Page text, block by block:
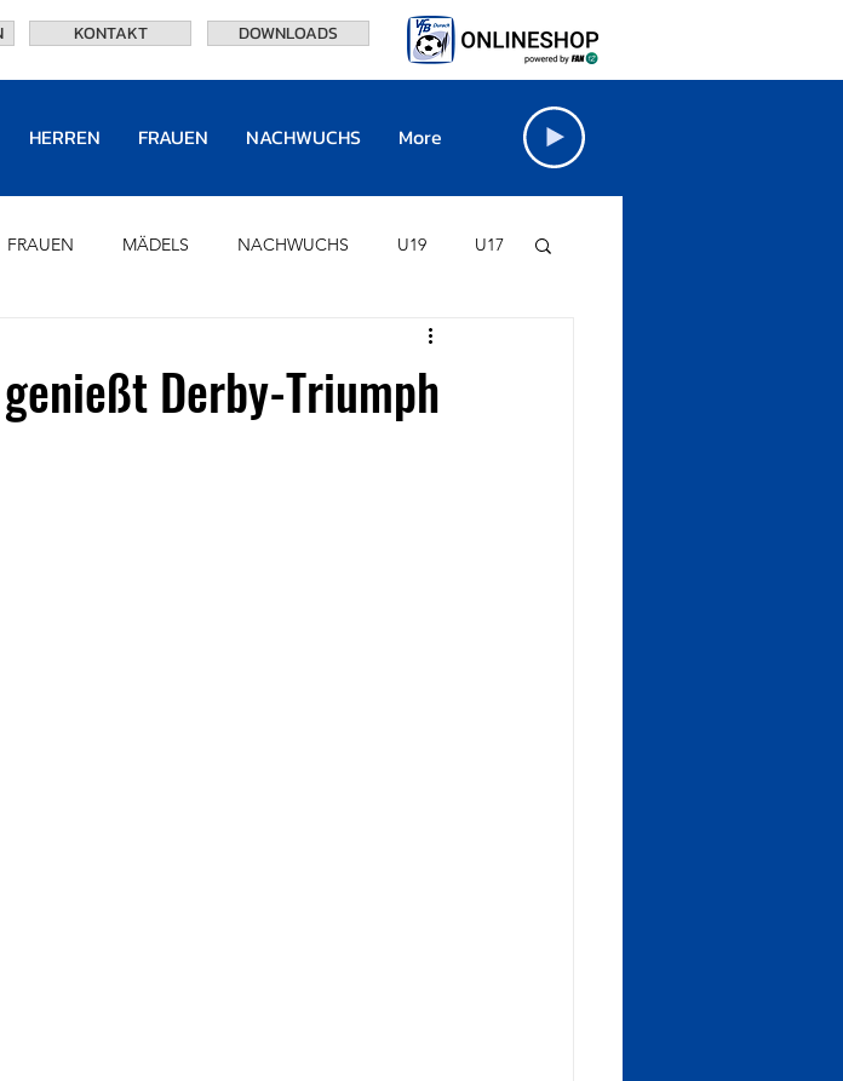
KONTAKT DOWNLOADS
HERREN FRAUEN NACHWUCHS More
FRAUEN MÄDELS NACHWUCHS U19 U17
Derby-Triumph